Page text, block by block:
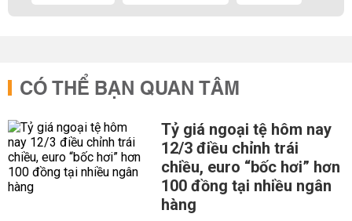
CÓ THỂ BẠN QUAN TÂM
Tỷ giá ngoại tệ hôm nay
12/3 điều chỉnh trái
chiều, euro “bốc hơi” hơn
100 đồng tại nhiều ngân
hàng